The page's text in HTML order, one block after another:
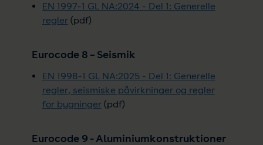
EN 1997-1 GL NA:2024 - Del 1: Generelle
regler(pdf)
Eurocode 8 – Seismik
EN 1998-1 GL NA:2025 - Del 1: Generelle
regler, seismiske påvirkninger og regler
for bygninger(pdf)
Eurocode 9 - Aluminiumkonstruktioner